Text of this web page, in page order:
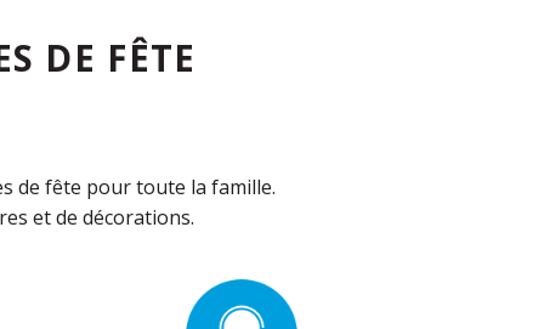
DE FÊTE
de fête pour toute la famille.
et de décorations.